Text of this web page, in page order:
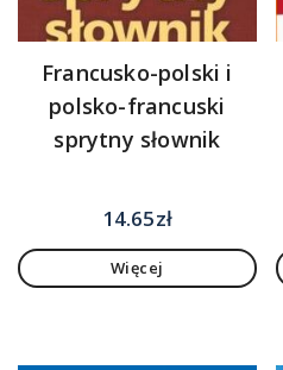
Francusko-polski i
polsko-francuski
sprytny słownik
14.65zł
Więcej